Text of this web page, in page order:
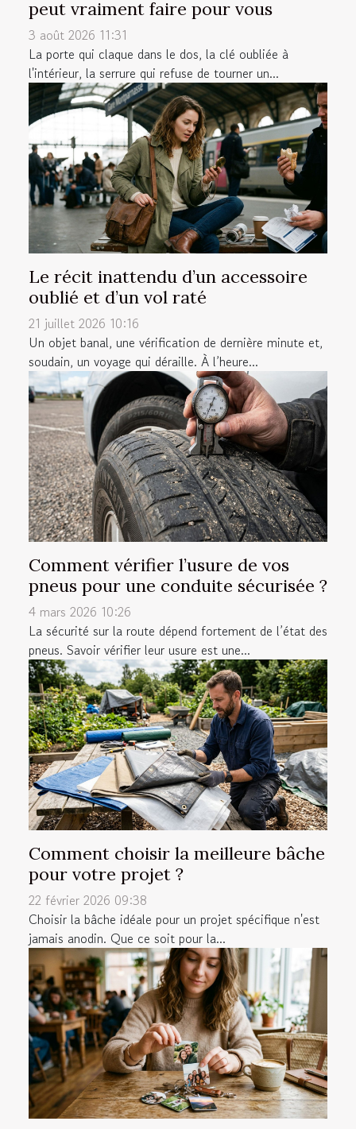
peut vraiment faire pour vous
3 août 2026 11:31
La porte qui claque dans le dos, la clé oubliée à
l'intérieur, la serrure qui refuse de tourner un...
Le récit inattendu d’un accessoire
oublié et d’un vol raté
21 juillet 2026 10:16
Un objet banal, une vérification de dernière minute et,
soudain, un voyage qui déraille. À l’heure...
Comment vérifier l’usure de vos
pneus pour une conduite sécurisée ?
4 mars 2026 10:26
La sécurité sur la route dépend fortement de l’état des
pneus. Savoir vérifier leur usure est une...
Comment choisir la meilleure bâche
pour votre projet ?
22 février 2026 09:38
Choisir la bâche idéale pour un projet spécifique n'est
jamais anodin. Que ce soit pour la...